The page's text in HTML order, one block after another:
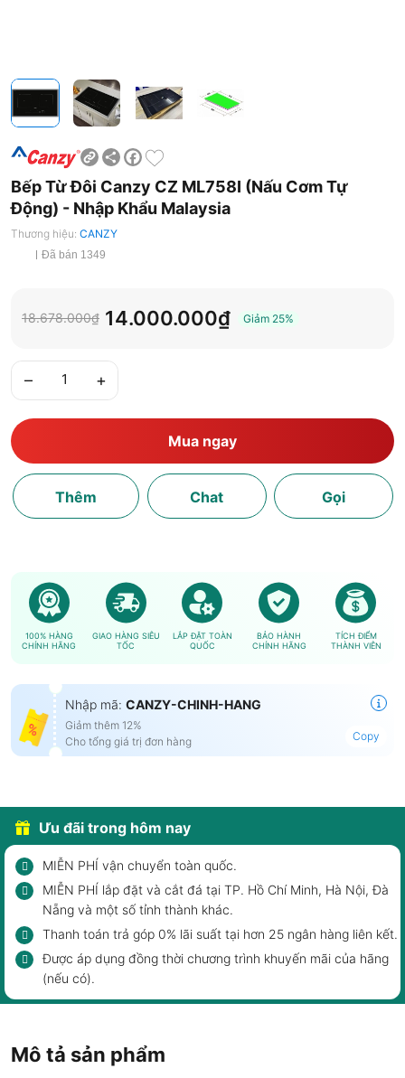
ShareFacebook
Bếp Từ Đôi Canzy CZ ML758I (Nấu Cơm Tự
Động) - Nhập Khẩu Malaysia
Thương hiệu: CANZY
Đã bán 1349
18.678.000₫ 14.000.000₫ Giảm 25%
– +
Mua ngay
Thêm Chat Gọi
100% HÀNG
CHÍNH HÃNG
GIAO HÀNG SIÊU
TỐC
LẮP ĐẶT TOÀN
QUỐC
BẢO HÀNH
CHÍNH HÃNG
TÍCH ĐIỂM
THÀNH VIÊN
Nhập mã: CANZY-CHINH-HANG
Giảm thêm 12%
Cho tổng giá trị đơn hàng
Copy
Ưu đãi trong hôm nay
MIỄN PHÍ vận chuyển toàn quốc.
MIỄN PHÍ lắp đặt và cắt đá tại TP. Hồ Chí Minh, Hà Nội, Đà
Nẵng và một số tỉnh thành khác.
Thanh toán trả góp 0% lãi suất tại hơn 25 ngân hàng liên kết.
Được áp dụng đồng thời chương trình khuyến mãi của hãng
(nếu có).
Mô tả sản phẩm